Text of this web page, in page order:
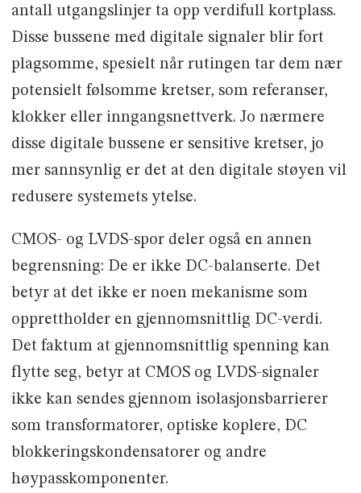
antall utgangslinjer ta opp verdifull kortplass.
Disse bussene med digitale signaler blir fort
plagsomme, spesielt når rutingen tar dem nær
potensielt følsomme kretser, som referanser,
klokker eller inngangsnettverk. Jo nærmere
disse digitale bussene er sensitive kretser, jo
mer sannsynlig er det at den digitale støyen vil
redusere systemets ytelse.
CMOS- og LVDS-spor deler også en annen
begrensning: De er ikke DC-balanserte. Det
betyr at det ikke er noen mekanisme som
opprettholder en gjennomsnittlig DC-verdi.
Det faktum at gjennomsnittlig spenning kan
flytte seg, betyr at CMOS og LVDS-signaler
ikke kan sendes gjennom isolasjonsbarrierer
som transformatorer, optiske koplere, DC
blokkeringskondensatorer og andre
høypasskomponenter.